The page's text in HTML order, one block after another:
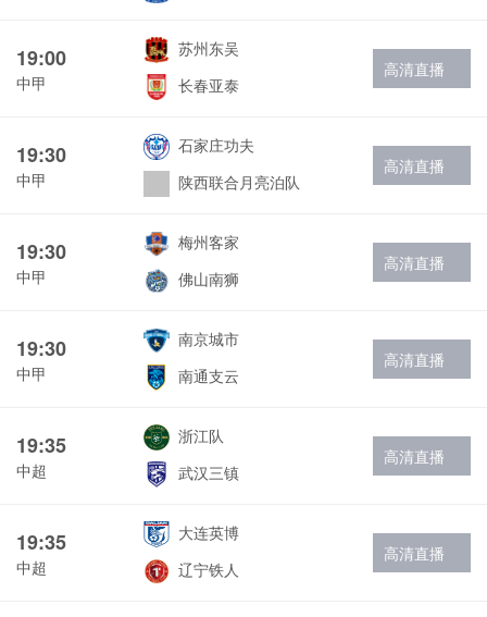
19:00
中甲
苏州东吴
长春亚泰
高清直播
19:30
中甲
石家庄功夫
陕西联合月亮泊队
高清直播
19:30
中甲
梅州客家
佛山南狮
高清直播
19:30
中甲
南京城市
南通支云
高清直播
19:35
中超
浙江队
武汉三镇
高清直播
19:35
中超
大连英博
辽宁铁人
高清直播